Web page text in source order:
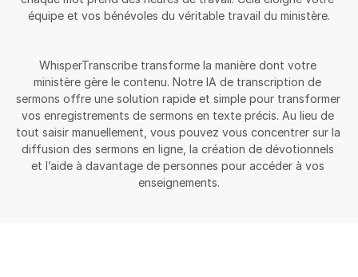
équipe et vos bénévoles du véritable travail du ministère.
WhisperTranscribe transforme la manière dont votre
ministère gère le contenu. Notre IA de transcription de
sermons offre une solution rapide et simple pour transformer
vos enregistrements de sermons en texte précis. Au lieu de
tout saisir manuellement, vous pouvez vous concentrer sur la
diffusion des sermons en ligne, la création de dévotionnels
et l’aide à davantage de personnes pour accéder à vos
enseignements.